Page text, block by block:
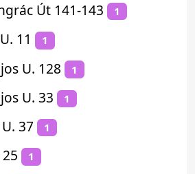
Út 141-143 1
11 1
U. 128 1
U. 33 1
37 1
1